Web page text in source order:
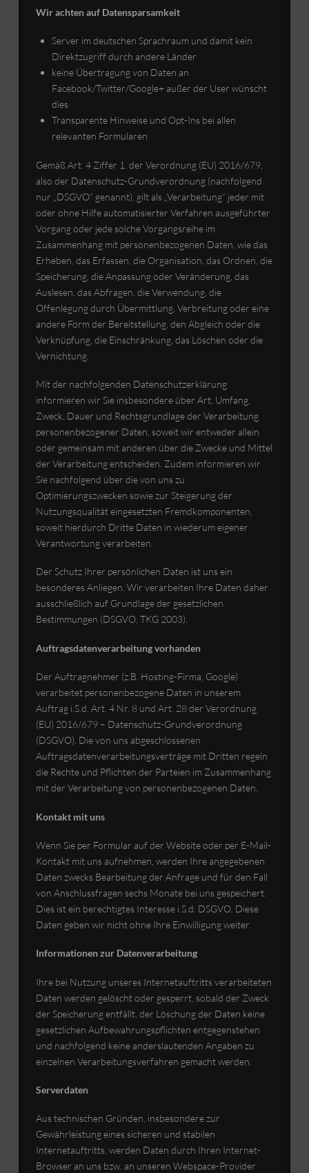
Wir achten auf Datensparsamkeit
Server im deutschen Sprachraum und damit kein
Direktzugriff durch andere Länder
keine Übertragung von Daten an
Facebook/Twitter/Google+ außer der User wünscht
dies
Transparente Hinweise und Opt-Ins bei allen
relevanten Formularen
Gemäß Art. 4 Ziffer 1. der Verordnung (EU) 2016/679,
also der Datenschutz-Grundverordnung (nachfolgend
nur „DSGVO“ genannt), gilt als „Verarbeitung“ jeder mit
oder ohne Hilfe automatisierter Verfahren ausgeführter
Vorgang oder jede solche Vorgangsreihe im
Zusammenhang mit personenbezogenen Daten, wie das
Erheben, das Erfassen, die Organisation, das Ordnen, die
Speicherung, die Anpassung oder Veränderung, das
Auslesen, das Abfragen, die Verwendung, die
Offenlegung durch Übermittlung, Verbreitung oder eine
andere Form der Bereitstellung, den Abgleich oder die
Verknüpfung, die Einschränkung, das Löschen oder die
Vernichtung.
Mit der nachfolgenden Datenschutzerklärung
informieren wir Sie insbesondere über Art, Umfang,
Zweck, Dauer und Rechtsgrundlage der Verarbeitung
personenbezogener Daten, soweit wir entweder allein
oder gemeinsam mit anderen über die Zwecke und Mittel
der Verarbeitung entscheiden. Zudem informieren wir
Sie nachfolgend über die von uns zu
Optimierungszwecken sowie zur Steigerung der
Nutzungsqualität eingesetzten Fremdkomponenten,
soweit hierdurch Dritte Daten in wiederum eigener
Verantwortung verarbeiten.
Der Schutz Ihrer persönlichen Daten ist uns ein
besonderes Anliegen. Wir verarbeiten Ihre Daten daher
ausschließlich auf Grundlage der gesetzlichen
Bestimmungen (DSGVO, TKG 2003).
Auftragsdatenverarbeitung vorhanden
Der Auftragnehmer (z.B. Hosting-Firma, Google)
verarbeitet personenbezogene Daten in unserem
Auftrag i.S.d. Art. 4 Nr. 8 und Art. 28 der Verordnung
(EU) 2016/679 – Datenschutz-Grundverordnung
(DSGVO). Die von uns abgeschlossenen
Auftragsdatenverarbeitungsverträge mit Dritten regeln
die Rechte und Pflichten der Parteien im Zusammenhang
mit der Verarbeitung von personenbezogenen Daten.
Kontakt mit uns
Wenn Sie per Formular auf der Website oder per E-Mail-
Kontakt mit uns aufnehmen, werden Ihre angegebenen
Daten zwecks Bearbeitung der Anfrage und für den Fall
von Anschlussfragen sechs Monate bei uns gespeichert.
Dies ist ein berechtigtes Interesse i.S.d. DSGVO. Diese
Daten geben wir nicht ohne Ihre Einwilligung weiter.
Informationen zur Datenverarbeitung
Ihre bei Nutzung unseres Internetauftritts verarbeiteten
Daten werden gelöscht oder gesperrt, sobald der Zweck
der Speicherung entfällt, der Löschung der Daten keine
gesetzlichen Aufbewahrungspflichten entgegenstehen
und nachfolgend keine anderslautenden Angaben zu
einzelnen Verarbeitungsverfahren gemacht werden.
Serverdaten
Aus technischen Gründen, insbesondere zur
Gewährleistung eines sicheren und stabilen
Internetauftritts, werden Daten durch Ihren Internet-
Browser an uns bzw. an unseren Webspace-Provider